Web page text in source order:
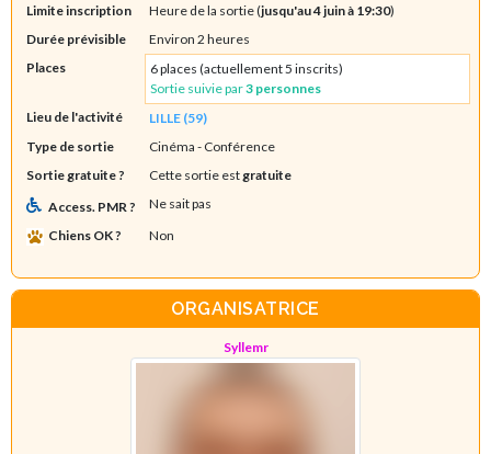
Limite inscription
Heure de la sortie (jusqu'au 4 juin à 19:30)
Durée prévisible
Environ 2 heures
Places
6 places (actuellement 5 inscrits)
Sortie suivie par3 personnes
Lieu de l'activité
LILLE (59)
Type de sortie
Cinéma - Conférence
Sortie gratuite ?
Cette sortie est gratuite
Access. PMR ?
Ne sait pas
Chiens OK ?
Non
ORGANISATRICE
Syllemr